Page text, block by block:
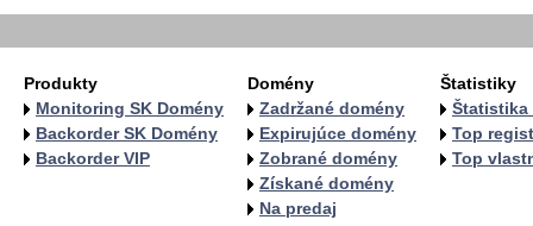
Produkty
Monitoring SK Domény
Backorder SK Domény
Backorder VIP
Domény
Zadržané domény
Expirujúce domény
Zobrané domény
Získané domény
Na predaj
Štatistiky
Štatistika
Top
Top